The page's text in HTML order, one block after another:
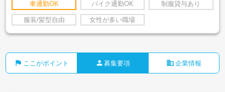
車通勤OK バイク通勤OK 制服貸与あり
服装/髪型自由 女性が多い職場
flag ここがポイント person 募集要項 business 企業情報